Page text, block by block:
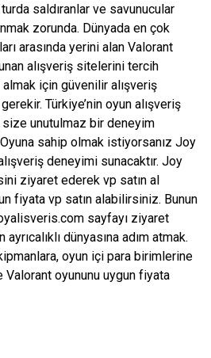
saldıranlar ve savunucular
zorunda. Dünyada en çok
arasında yerini alan Valorant
alışveriş sitelerini tercih
için güvenilir alışveriş
Türkiye’nin oyun alışveriş
unutulmaz bir deneyim
sahip olmak istiyorsanız Joy
deneyimi sunacaktır. Joy
ziyaret ederek vp satın al
fiyata vp satın alabilirsiniz. Bunun
sayfayı ziyaret
dünyasına adım atmak.
oyun içi para birimlerine
oyununu uygun fiyata